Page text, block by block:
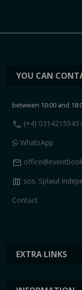
EXTRA LINKS
YOU CAN
between 10:00 and
call (+4) 0314215543
WhatsApp
mail
map sos. Splaiul
Contact